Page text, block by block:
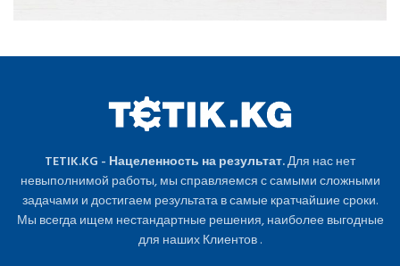
TETIK.KG - Нацеленность на результат.Для нас нет
невыполнимой работы, мы справляемся с самыми сложными
задачами и достигаем результата в самые кратчайшие сроки.
Мы всегда ищем нестандартные решения, наиболее выгодные
для наших Клиентов .